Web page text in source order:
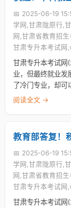
📅 2025-06-19
学网,甘肃陇原行,
网,甘肃省教育招
甘肃专升本考试
甘肃专升本考试
业，但最终就业发
了冷门专业，却可
阅读全文 →
教育部答复！
📅 2025-06-19
学网,甘肃陇原行,
网,甘肃省教育招
甘肃专升本考试
甘肃专升本考试